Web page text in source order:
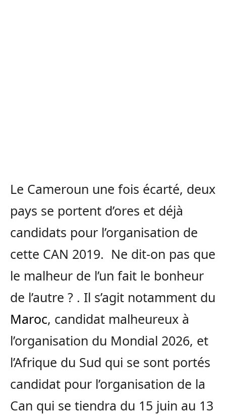
Le Cameroun une fois écarté, deux
pays se portent d’ores et déjà
candidats pour l’organisation de
cette CAN 2019. Ne dit-on pas que
le malheur de l’un fait le bonheur
de l’autre ? . Il s’agit notamment du
Maroc, candidat malheureux à
l’organisation du Mondial 2026, et
l’Afrique du Sud qui se sont portés
candidat pour l’organisation de la
Can qui se tiendra du 15 juin au 13